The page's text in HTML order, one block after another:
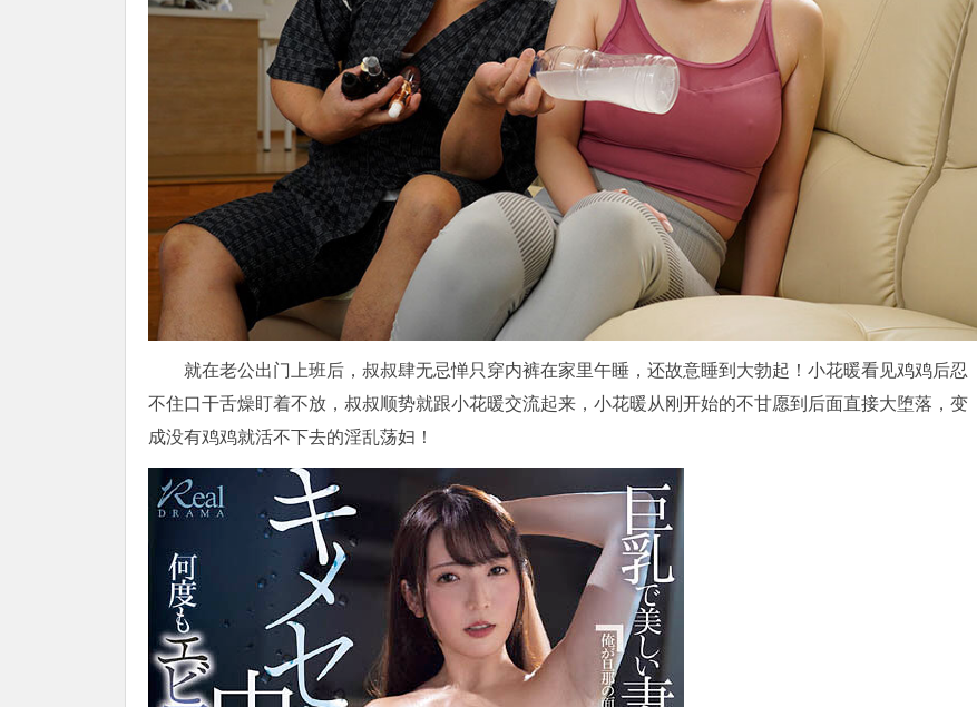
就在老公出门上班后，叔叔肆无忌惮只穿内裤在家里午睡，还故意睡到大勃起！小花暖看见鸡鸡后忍
不住口干舌燥盯着不放，叔叔顺势就跟小花暖交流起来，小花暖从刚开始的不甘愿到后面直接大堕落，变
成没有鸡鸡就活不下去的淫乱荡妇！